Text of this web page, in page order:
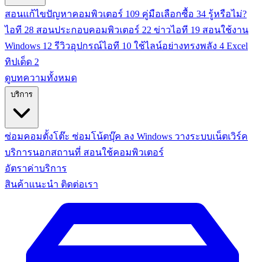
สอนแก้ไขปัญหาคอมพิวเตอร์ 109 คู่มือเลือกซื้อ 34 รู้หรือไม่?
ไอที 28 สอนประกอบคอมพิวเตอร์ 22 ข่าวไอที 19 สอนใช้งาน
Windows 12 รีวิวอุปกรณ์ไอที 10 ใช้ไลน์อย่างทรงพลัง 4 Excel
ทิปเด็ด 2
ดูบทความทั้งหมด
บริการ
ซ่อมคอมตั้งโต๊ะ ซ่อมโน้ตบุ๊ค ลง Windows วางระบบเน็ตเวิร์ค
บริการนอกสถานที่ สอนใช้คอมพิวเตอร์
อัตราค่าบริการ
สินค้าแนะนำ ติดต่อเรา